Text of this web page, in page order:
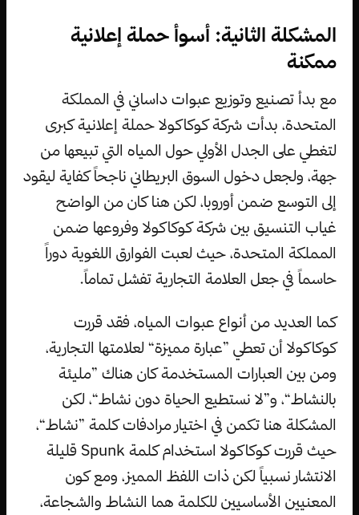
المشكلة الثانية: أسوأ حملة إعلانية
ممكنة
مع بدأ تصنيع وتوزيع عبوات داساني في المملكة
المتحدة، بدأت شركة كوكاكولا حملة إعلانية كبرى
لتغطي على الجدل الأولي حول المياه التي تبيعها من
جهة، ولجعل دخول السوق البريطاني ناجحاً كفاية ليقود
إلى التوسع ضمن أوروبا، لكن هنا كان من الواضح
غياب التنسيق بين شركة كوكاكولا وفروعها ضمن
المملكة المتحدة، حيث لعبت الفوارق اللغوية دوراً
حاسماً في جعل العلامة التجارية تفشل تماماً.
كما العديد من أنواع عبوات المياه، فقد قررت
كوكاكولا أن تعطي ”عبارة مميزة“ لعلامتها التجارية،
ومن بين العبارات المستخدمة كان هناك ”مليئة
بالنشاط“، و”لا نستطيع الحياة دون نشاط“، لكن
المشكلة هنا تكمن في اختيار مرادفات كلمة ”نشاط“،
حيث قررت كوكاكولا استخدام كلمة Spunk قليلة
الانتشار نسبياً لكن ذات اللفظ المميز، ومع كون
المعنيين الأساسيين للكلمة هما النشاط والشجاعة،